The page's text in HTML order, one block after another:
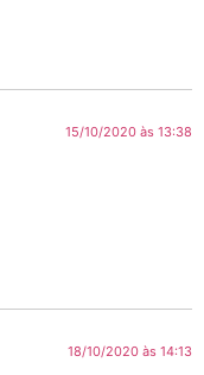
15/10/2020 às 13:38
18/10/2020 às 14:13